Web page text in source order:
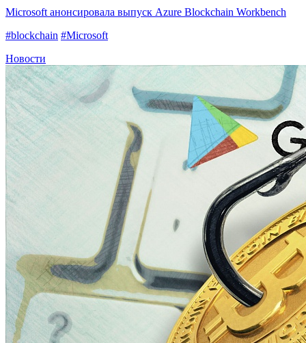
Microsoft анонсировала выпуск Azure Blockchain Workbench
#blockchain #Microsoft
Новости